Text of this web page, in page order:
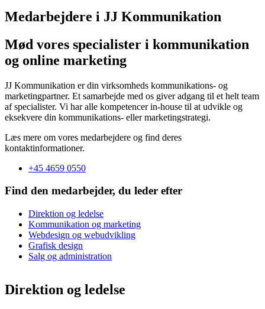
Medarbejdere i JJ Kommunikation
Mød vores specialister i kommunikation
og online marketing
JJ Kommunikation er din virksomheds kommunikations- og
marketingpartner. Et samarbejde med os giver adgang til et helt team
af specialister. Vi har alle kompetencer in-house til at udvikle og
eksekvere din kommunikations- eller marketingstrategi.
Læs mere om vores medarbejdere og find deres
kontaktinformationer.
+45 4659 0550
Find den medarbejder, du leder efter
Direktion og ledelse
Kommunikation og marketing
Webdesign og webudvikling
Grafisk design
Salg og administration
Direktion og ledelse